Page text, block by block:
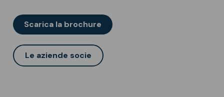
Scarica la brochure
Le aziende socie